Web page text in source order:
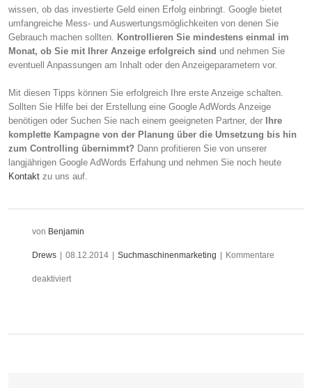
wissen, ob das investierte Geld einen Erfolg einbringt. Google bietet
umfangreiche Mess- und Auswertungsmöglichkeiten von denen Sie
Gebrauch machen sollten. Kontrollieren Sie mindestens einmal im
Monat, ob Sie mit Ihrer Anzeige erfolgreich sind und nehmen Sie
eventuell Anpassungen am Inhalt oder den Anzeigeparametern vor.
Mit diesen Tipps können Sie erfolgreich Ihre erste Anzeige schalten.
Sollten Sie Hilfe bei der Erstellung eine Google AdWords Anzeige
benötigen oder Suchen Sie nach einem geeigneten Partner, der Ihre
komplette Kampagne von der Planung über die Umsetzung bis hin
zum Controlling übernimmt? Dann profitieren Sie von unserer
langjährigen Google AdWords Erfahung und nehmen Sie noch heute
Kontakt zu uns auf.
von Benjamin
Drews | 08.12.2014 | Suchmaschinenmarketing | Kommentare
deaktiviertfür